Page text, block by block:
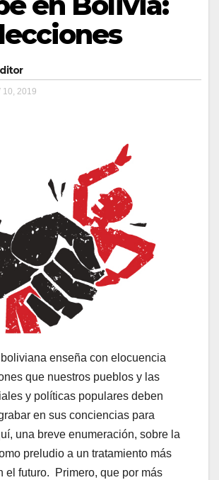
2019
enseña con elocuencia
que nuestros pueblos y las
y políticas populares deben
en sus conciencias para
una breve enumeración, sobre la
preludio a un tratamiento más
el futuro. Primero, que por más